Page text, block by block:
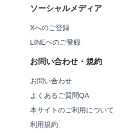
ソーシャルメディア
Xへのご登録
LINEへのご登録
お問い合わせ・規約
お問い合わせ
よくあるご質問QA
本サイトのご利用について
利用規約